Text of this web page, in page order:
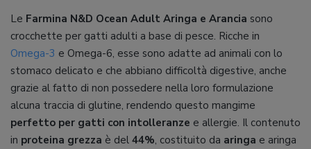
Le Farmina N&D Ocean Adult Aringa e Arancia sono
crocchette per gatti adulti a base di pesce. Ricche in
Omega-3 e Omega-6, esse sono adatte ad animali con lo
stomaco delicato e che abbiano difficoltà digestive, anche
grazie al fatto di non possedere nella loro formulazione
alcuna traccia di glutine, rendendo questo mangime
perfetto per gatti con intolleranze e allergie. Il contenuto
in proteina grezza è del 44%, costituito da aringa e aringa